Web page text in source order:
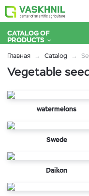
CATALOG OF
PRODUCTS
Главная Catalog
Vegetable
watermelons
Swede
Daikon